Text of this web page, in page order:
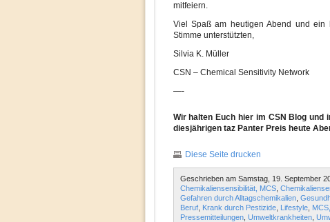
mitfeiern.
Viel Spaß am heutigen Abend und
Stimme unterstützten,
Silvia K. Müller
CSN – Chemical Sensitivity Network
—-
Wir halten Euch hier im CSN Blog und
diesjährigen taz Panter Preis heute
Diese Seite drucken
Geschrieben am Samstag, 19. September
Chemikaliensensibilität, MCS,
Gefahren durch Alltagschemikalien,
Beruf, Krank durch Pestizide, Lifestyle,
Pressemitteilungen, Umweltkrankheiten,